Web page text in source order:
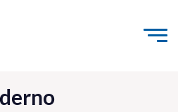
al contenido